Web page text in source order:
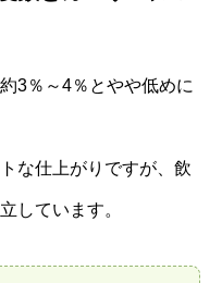
3％～4％とやや低めに
な仕上がりですが、飲
しています。